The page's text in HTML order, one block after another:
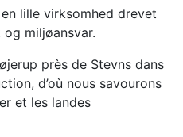
lille virksomhed drevet
miljøansvar.
près de Stevns dans
d’où nous savourons
et les landes